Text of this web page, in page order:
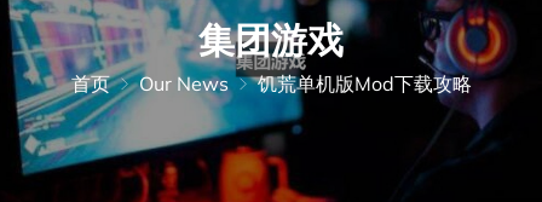
集团游戏
首页 Our News 饥荒单机版Mod下载攻略